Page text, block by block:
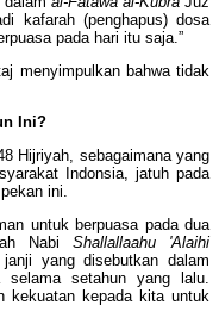
kafarah (penghapus) dosa
pada hari itu saja.”
menyimpulkan bahwa tidak
Ini?
Hijriyah, sebagaimana yang
Indonsia, jatuh pada
ini.
untuk berpuasa pada dua
NabiShallallaahu 'Alaihi
yang disebutkan dalam
selama setahun yang lalu.
kekuatan kepada kita untuk